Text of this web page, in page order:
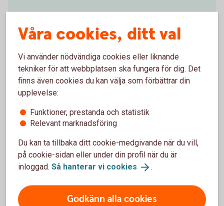
enligt lag skyldig att fråga varför du behöver
valutakontot och hur du kommer att använda kontot.
Vänd dig till ditt bankkontor för att skaffa
Valutakonto och gå igenom de formella kraven.
Kontakta oss för att skaffa
Konton och utbetalningar
Privatkonto
Våra cookies, ditt val
Vi använder nödvändiga cookies eller liknande
tekniker för att webbplatsen ska fungera för dig. Det
finns även cookies du kan välja som förbättrar din
upplevelse:
Funktioner, prestanda och statistik
Relevant marknadsföring
Du kan ta tillbaka ditt cookie-medgivande när du vill,
på cookie-sidan eller under din profil när du är
inloggad. Så hanterar vi cookies .
Godkänn alla cookies